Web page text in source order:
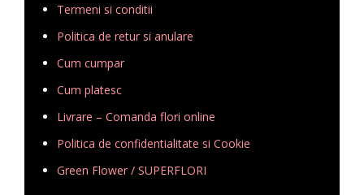
Termeni si conditii
Politica de retur si anulare
Cum cumpar
Cum platesc
Livrare – Comanda flori online
Politica de confidentialitate si Cookie
Green Flower / SUPERFLORI